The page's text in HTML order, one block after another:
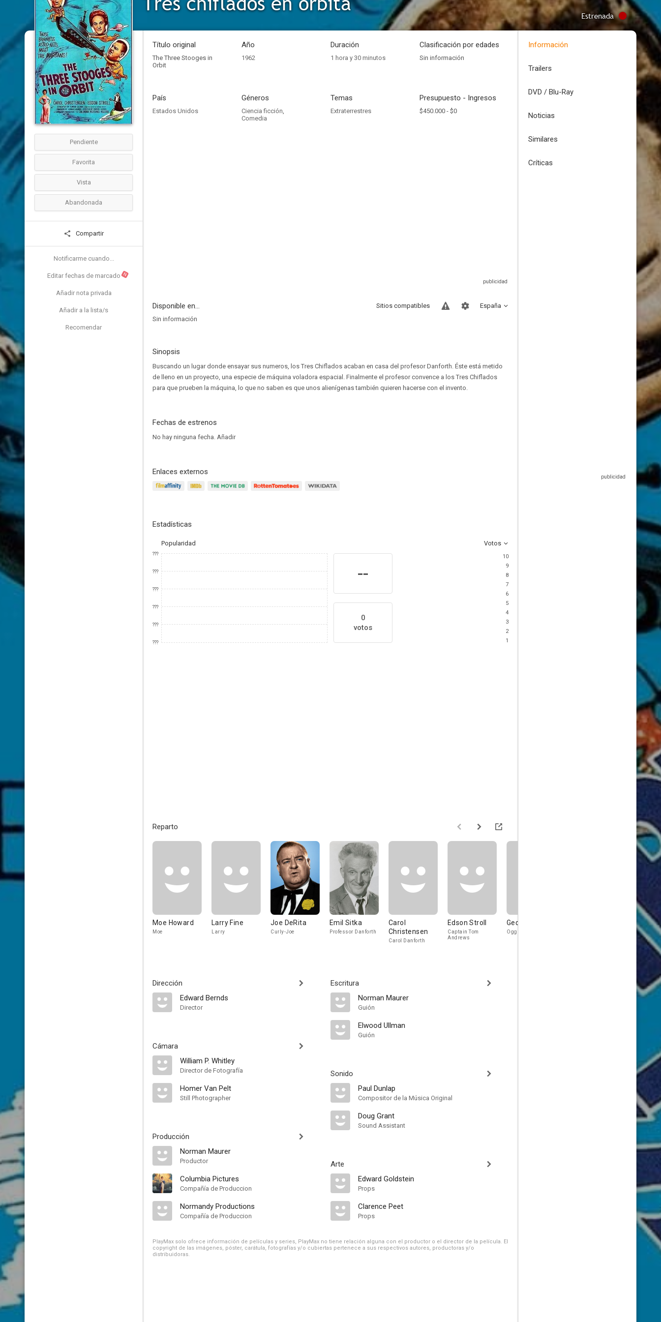
Estrenada
Pendiente
Favorita
Vista
Abandonada
Compartir
Notificarme cuando...
Editar fechas de marcado N
Añadir nota privada
Añadir a la lista/s
Recomendar
Título original
The Three Stooges in
Orbit
Año
1962
Duración
1 hora y 30 minutos
Clasificación por edades
Sin información
País
Estados Unidos
Géneros
Ciencia ficción,
Comedia
Temas
Extraterrestres
Presupuesto - Ingresos
$450.000 - $0
Disponible en... España
Sitios compatibles
Sin información
Sinopsis
Buscando un lugar donde ensayar sus numeros, los Tres Chiflados acaban en casa del profesor Danforth. Éste está metido
de lleno en un proyecto, una especie de máquina voladora espacial. Finalmente el profesor convence a los Tres Chiflados
para que prueben la máquina, lo que no saben es que unos alienígenas también quieren hacerse con el invento.
Fechas de estrenos
No hay ninguna fecha. Añadir
Enlaces externos
Estadísticas
Popularidad Votos
???
???
???
???
???
???
--
0
votos
10
9
8
7
6
5
4
3
2
1
Reparto
Moe Howard
Moe
Larry Fine
Larry
Joe DeRita
Curly-Joe
Emil Sitka
Professor Danforth
Carol
Christensen
Carol Danforth
Edson Stroll
Captain Tom
Andrews
George N. Neise
Ogg / Airline Pilot
Don
Dirección
Edward Bernds
Director
Cámara
William P. Whitley
Director de Fotografía
Homer Van Pelt
Still Photographer
Producción
Norman Maurer
Productor
Columbia Pictures
Compañía de Produccion
Normandy Productions
Compañía de Produccion
Escritura
Norman Maurer
Guión
Elwood Ullman
Guión
Sonido
Paul Dunlap
Compositor de la Música Original
Doug Grant
Sound Assistant
Arte
Edward Goldstein
Props
Clarence Peet
Props
PlayMax solo ofrece información de películas y series, PlayMax no tiene relación alguna con el productor o el director de la película. El
copyright de las imágenes, póster, carátula, fotografías y/o cubiertas pertenece a sus respectivos autores, productoras y/o
distribuidoras.
Información
Trailers
DVD / Blu-Ray
Noticias
Similares
Críticas